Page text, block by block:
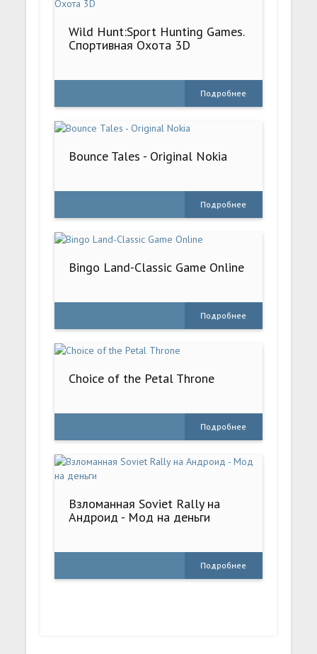
Wild Hunt:Sport Hunting Games.
Спортивная Охота 3D
Подробнее
Bounce Tales - Original Nokia
Подробнее
Bingo Land-Classic Game Online
Подробнее
Choice of the Petal Throne
Подробнее
Взломанная Soviet Rally на
Андроид - Мод на деньги
Подробнее